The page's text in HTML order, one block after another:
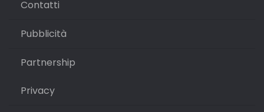
Contatti
Pubblicità
Partnership
Privacy